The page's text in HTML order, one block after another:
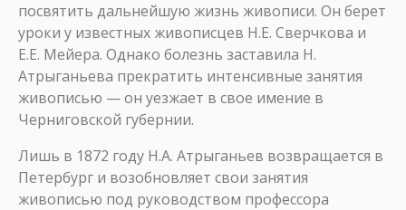
посвятить дальнейшую жизнь живописи. Он берет
уроки у известных живописцев Н.Е. Сверчкова и
Е.Е. Мейера. Однако болезнь заставила Н.
Атрыганьева прекратить интенсивные занятия
живописью — он уезжает в свое имение в
Черниговской губернии.
Лишь в 1872 году Н.А. Атрыганьев возвращается в
Петербург и возобновляет свои занятия
живописью под руководством профессора